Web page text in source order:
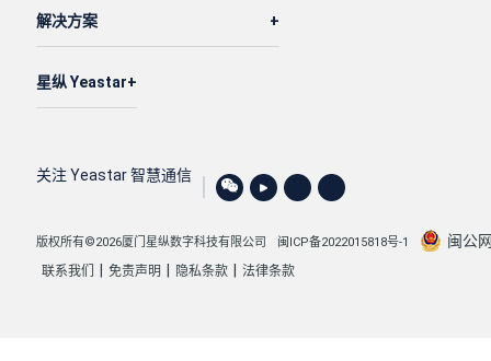
解决方案
星纵 Yeastar
关注 Yeastar 智慧通信
版权所有©2026厦门星纵数字科技有限公司 闽ICP备2022015818号-1 闽公
联系我们 免责声明 隐私条款 法律条款